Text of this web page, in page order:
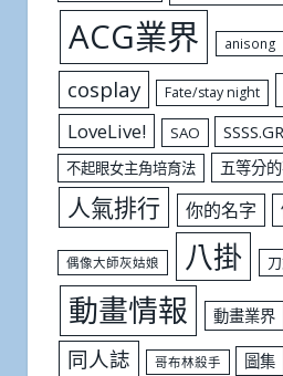
ACG業界 anisong
cosplay Fate/stay night
LoveLive! SAO
不起眼女主角培育法 五等分
人氣排行 你的名字
偶像大師灰姑娘 八掛
動畫情報 動畫業界
同人誌 哥布林殺手 圖集